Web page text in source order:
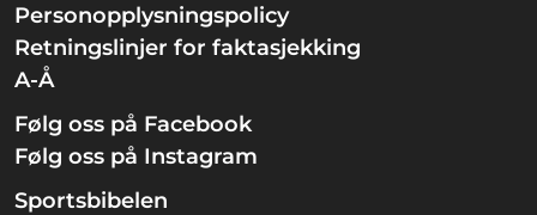
Personopplysningspolicy
Retningslinjer for faktasjekking
A-Å
Følg oss på Facebook
Følg oss på Instagram
Sportsbibelen